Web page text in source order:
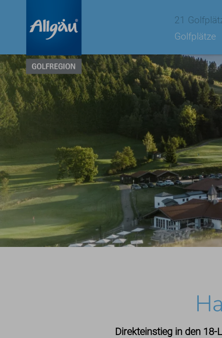
21
Golfplätze
Direkteinstieg in den